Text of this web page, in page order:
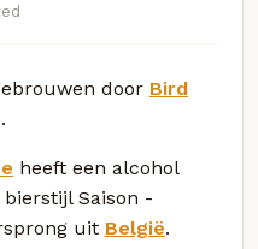
door Bird
heeft een alcohol
bierstijl Saison -
uit België.